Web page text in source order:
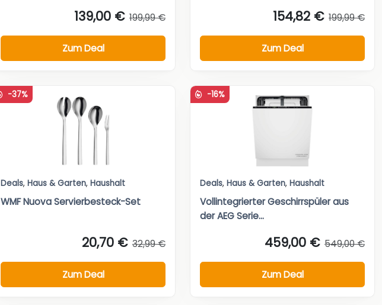
139,00 € 199,99 €
Zum Deal
154,82 € 199,99 €
Zum Deal
-37%
Deals, Haus & Garten, Haushalt
WMF Nuova Servierbesteck-Set
20,70 € 32,99 €
Zum Deal
-16%
Deals, Haus & Garten, Haushalt
Vollintegrierter Geschirrspüler aus
der AEG Serie...
459,00 € 549,00 €
Zum Deal